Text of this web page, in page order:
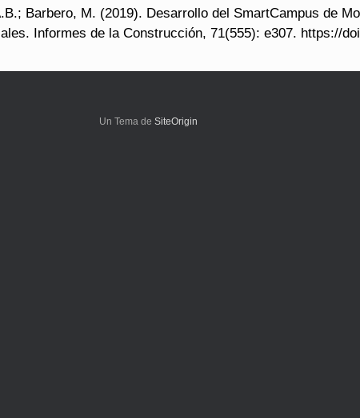
Barbero, M. (2019). Desarrollo del SmartCampus de
Informes de la Construcción, 71(555): e307. https://
Un Tema de SiteOrigin